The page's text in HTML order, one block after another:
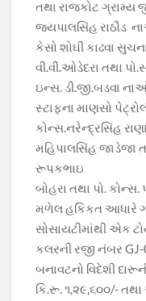
o
k
p
p
તથા રાજકોટ ગ્રામ્ય
જયપાલસિંહ રાઠૌડ
કેસો શોઘી કાઢવા
વી.વી.ઓડેદરા તથા
ઇન્સ. ડી.જી.બડવા
સ્ટાફના માણસો
કોન્સ.નરેન્દ્રસિંહ
મહિપાલસિંહ જાડેજા
રૂપકભાઇ
બોહરા તથા પો.
મળેલ હકિકત આધારે
સોસાયટીમાંથી એક
કલરની રજી નંબર GJ-
બનાવટનો વિદેશી
કિ.રૂ. ૧,૨૯,૬૦૦/-